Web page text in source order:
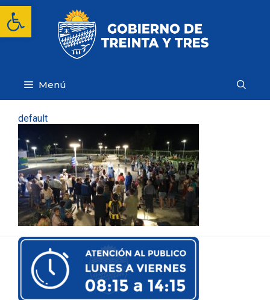
Abrir barra de herramientas
Saltar
contenido
Menú
default